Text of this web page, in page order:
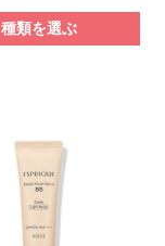
種類を選ぶ